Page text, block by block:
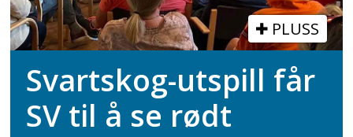
PLUSS
Svartskog-utspill får
SV til å se rødt